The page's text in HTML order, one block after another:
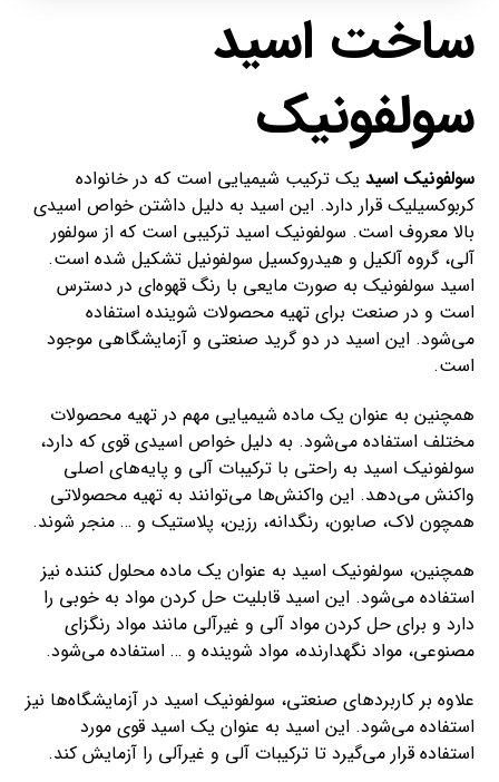
ساخت اسید
سولفونیک
سولفونیک اسید یک ترکیب شیمیایی است که در خانواده
کربوکسیلیک قرار دارد. این اسید به دلیل داشتن خواص اسیدی
بالا معروف است. سولفونیک اسید ترکیبی است که از سولفور
آلی، گروه آلکیل و هیدروکسیل سولفونیل تشکیل شده است.
اسید سولفونیک به صورت مایعی با رنگ قهوه‌ای در دسترس
است و در صنعت برای تهیه محصولات شوینده استفاده
می‌شود. این اسید در دو گرید صنعتی و آزمایشگاهی موجود
است.
همچنین به عنوان یک ماده شیمیایی مهم در تهیه محصولات
مختلف استفاده می‌شود. به دلیل خواص اسیدی قوی که دارد،
سولفونیک اسید به راحتی با ترکیبات آلی و پایه‌های اصلی
واکنش می‌دهد. این واکنش‌ها می‌توانند به تهیه محصولاتی
همچون لاک، صابون، رنگدانه، رزین، پلاستیک و … منجر شوند.
همچنین، سولفونیک اسید به عنوان یک ماده محلول کننده نیز
استفاده می‌شود. این اسید قابلیت حل کردن مواد به خوبی را
دارد و برای حل کردن مواد آلی و غیرآلی مانند مواد رنگزای
مصنوعی، مواد نگهدارنده، مواد شوینده و … استفاده می‌شود.
علاوه بر کاربردهای صنعتی، سولفونیک اسید در آزمایشگاه‌ها نیز
استفاده می‌شود. این اسید به عنوان یک اسید قوی مورد
استفاده قرار می‌گیرد تا ترکیبات آلی و غیرآلی را آزمایش کند.